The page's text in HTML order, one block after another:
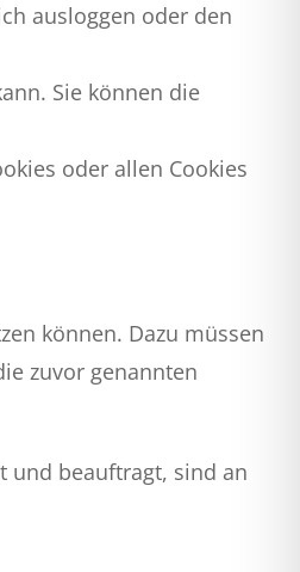
ausloggen oder den
Sie können die
oder allen Cookies
können. Dazu müssen
zuvor genannten
und beauftragt, sind an